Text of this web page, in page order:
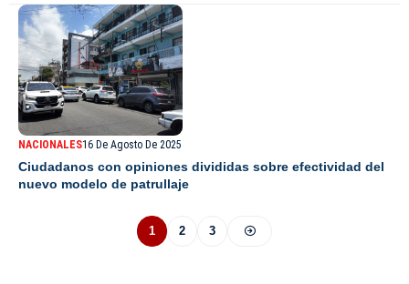
NACIONALES16 De Agosto De 2025
Ciudadanos con opiniones divididas sobre efectividad del
nuevo modelo de patrullaje
1 2 3